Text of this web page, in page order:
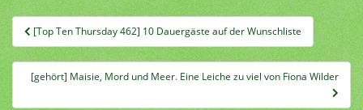
Beitragsnavigation
[Top Ten Thursday 462] 10 Dauergäste auf der Wunschliste
[gehört] Maisie, Mord und Meer. Eine Leiche zu viel von Fiona Wilder